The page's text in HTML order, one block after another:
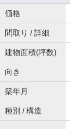
価格
間取り / 詳細
建物面積(坪数)
向き
築年月
種別 / 構造